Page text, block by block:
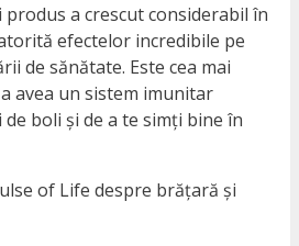
a crescut considerabil în
efectelor incredibile pe
de sănătate. Este cea mai
avea un sistem imunitar
boli și de a te simți bine în
of Life despre brățară și